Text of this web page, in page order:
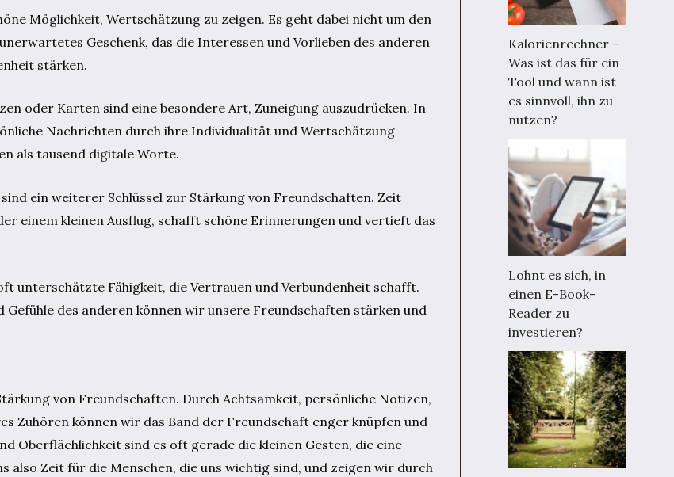
Möglichkeit, Wertschätzung zu zeigen. Es geht dabei nicht um den
Geschenk, das die Interessen und Vorlieben des anderen
stärken.
oder Karten sind eine besondere Art, Zuneigung auszudrücken. In
Nachrichten durch ihre Individualität und Wertschätzung
als tausend digitale Worte.
ein weiterer Schlüssel zur Stärkung von Freundschaften. Zeit
einem kleinen Ausflug, schafft schöne Erinnerungen und vertieft das
unterschätzte Fähigkeit, die Vertrauen und Verbundenheit schafft.
des anderen können wir unsere Freundschaften stärken und
von Freundschaften. Durch Achtsamkeit, persönliche Notizen,
Zuhören können wir das Band der Freundschaft enger knüpfen und
Oberflächlichkeit sind es oft gerade die kleinen Gesten, die eine
also Zeit für die Menschen, die uns wichtig sind, und zeigen wir durch
Kalorienrechner –
Was ist das für ein
Tool und wann ist
es sinnvoll, ihn zu
nutzen?
Lohnt es sich, in
einen E-Book-
Reader zu
investieren?